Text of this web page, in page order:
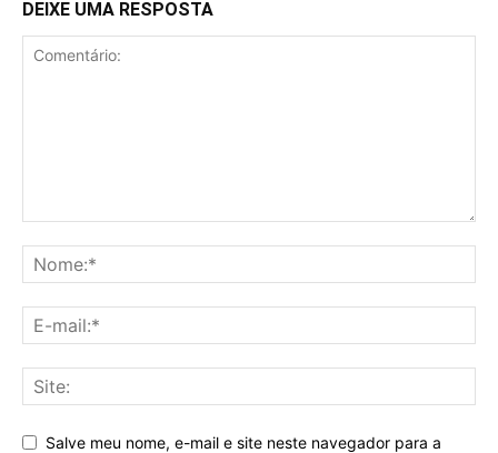
DEIXE UMA RESPOSTA
Salve meu nome, e-mail e site neste navegador para a